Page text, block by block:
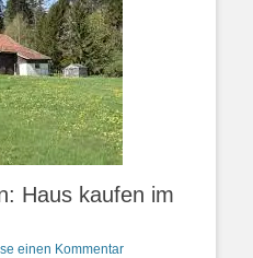
Haus kaufen im
einen Kommentar